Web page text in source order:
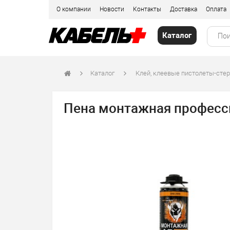
О компании Новости Контакты Доставка Оплата
Каталог
Каталог Клей, клеевые пистолеты-
Пена монтажная